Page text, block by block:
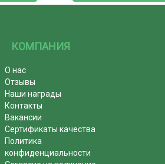
КОМПАНИЯ
О нас
Отзывы
Наши награды
Контакты
Вакансии
Сертификаты качества
Политика
конфиденциальности